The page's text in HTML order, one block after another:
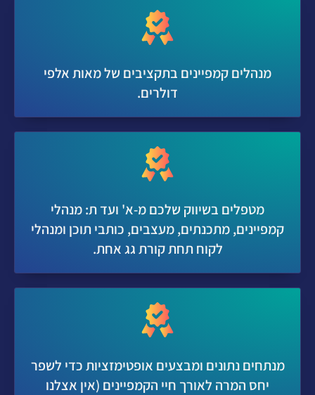
מנהלים קמפיינים בתקציבים של מאות אלפי
דולרים.
מטפלים בשיווק שלכם מ-א' ועד ת: מנהלי
קמפיינים, מתכנתים, מעצבים, כותבי תוכן ומנהלי
לקוח תחת קורת גג אחת.
מנתחים נתונים ומבצעים אופטימזציות כדי לשפר
יחס המרה לאורך חיי הקמפיינים (אין אצלנו